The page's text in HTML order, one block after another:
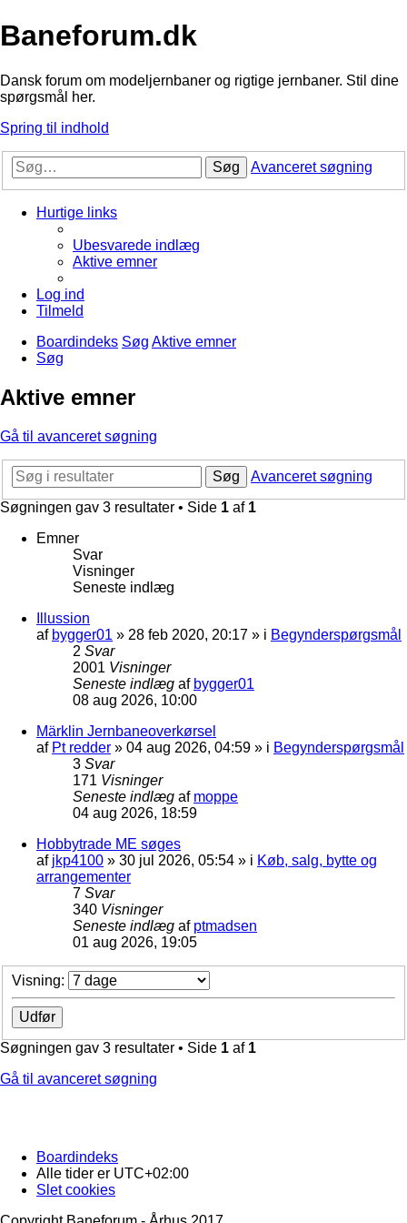
Baneforum.dk
Dansk forum om modeljernbaner og rigtige jernbaner. Stil dine
spørgsmål her.
Spring til indhold
Søg Avanceret søgning
Hurtige links
Ubesvarede indlæg
Aktive emner
Log ind
Tilmeld
Boardindeks Søg Aktive emner
Søg
Aktive emner
Gå til avanceret søgning
Søg
Avanceret søgning
Søgningen gav 3 resultater • Side 1 af 1
Emner
Svar
Visninger
Seneste indlæg
Illussion
af bygger01 » 28 feb 2020, 20:17 » i Begynderspørgsmål
2 Svar
2001 Visninger
Seneste indlæg af bygger01
08 aug 2026, 10:00
Märklin Jernbaneoverkørsel
af Pt redder » 04 aug 2026, 04:59 » i Begynderspørgsmål
3 Svar
171 Visninger
Seneste indlæg af moppe
04 aug 2026, 18:59
Hobbytrade ME søges
af jkp4100 » 30 jul 2026, 05:54 » i Køb, salg, bytte og
arrangementer
7 Svar
340 Visninger
Seneste indlæg af ptmadsen
01 aug 2026, 19:05
Visning:
Søgningen gav 3 resultater • Side 1 af 1
Gå til avanceret søgning
Boardindeks
Alle tider er UTC+02:00
Slet cookies